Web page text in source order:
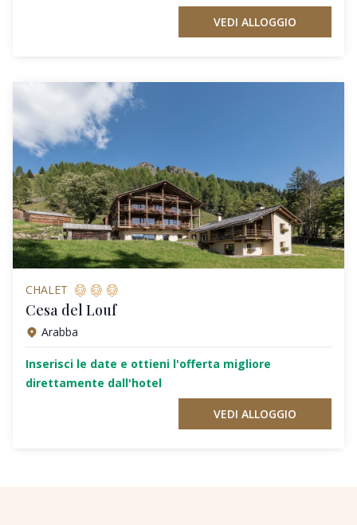
VEDI ALLOGGIO
CHALET
Cesa del Louf
Arabba
Inserisci le date e ottieni l'offerta migliore
direttamente dall'hotel
VEDI ALLOGGIO